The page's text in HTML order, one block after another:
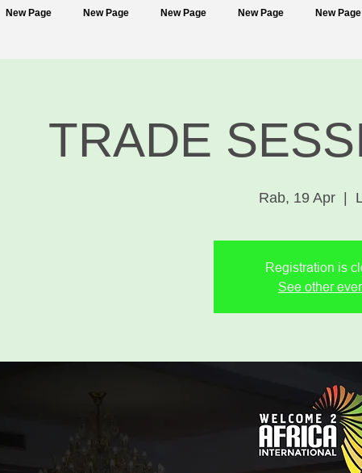
New Page New Page New Page New Page New Page
TRADE
Rab, 19 Apr
  |
Registration is
See other